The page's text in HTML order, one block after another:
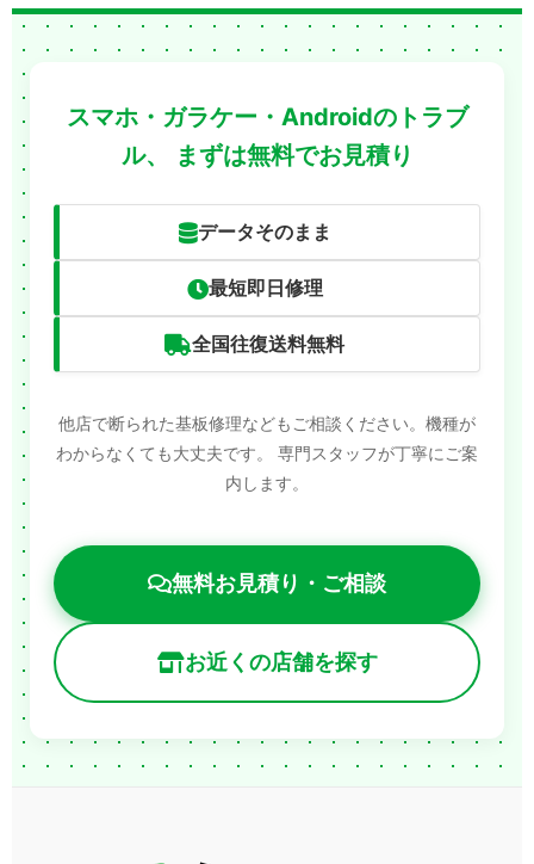
スマホ・ガラケー・Androidのトラブ
ル、
まずは無料でお見積り
データそのまま
最短即日修理
全国往復送料無料
他店で断られた基板修理などもご相談ください。機種が
わからなくても大丈夫です。
専門スタッフが丁寧にご案
内します。
無料お見積り・ご相談
お近くの店舗を探す